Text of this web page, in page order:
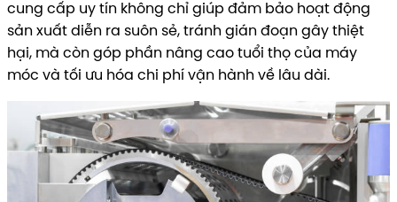
cung cấp uy tín không chỉ giúp đảm bảo hoạt động
sản xuất diễn ra suôn sẻ, tránh gián đoạn gây thiệt
hại, mà còn góp phần nâng cao tuổi thọ của máy
móc và tối ưu hóa chi phí vận hành về lâu dài.